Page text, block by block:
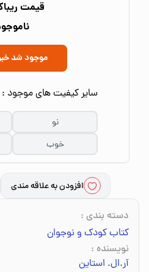
قیمت
موجود شد
سایر کیفیت های موجود :
نو
خوب
افزودن به علاقه مندی
دسته بندی :
کتاب کودک و نوجوان
نویسنده :
آر.ال. استاین